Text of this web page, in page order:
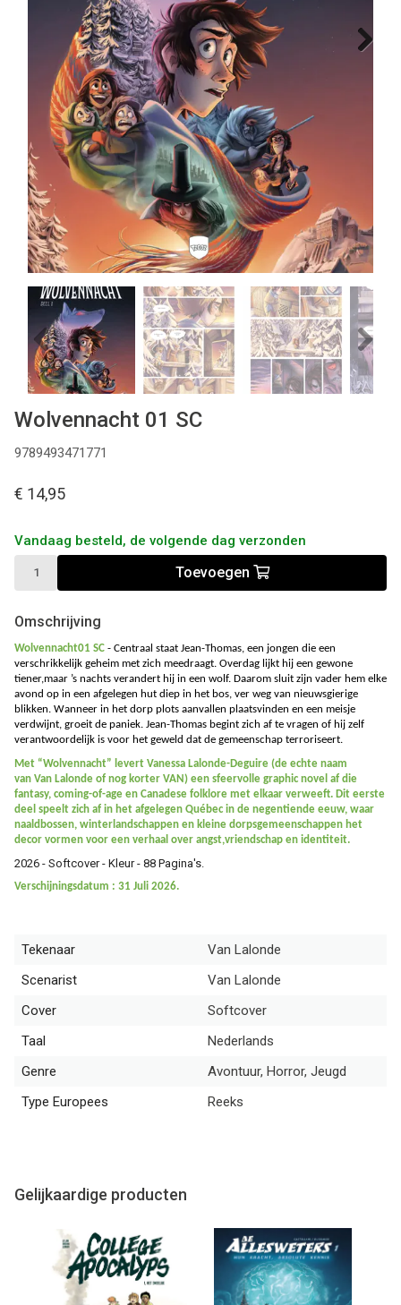
MANGA
COMICS
TOP-10
CADEAUBON
CONTACT
Previous Next
Wolvennacht 01 SC
9789493471771
€ 14,95
Vandaag besteld, de volgende dag verzonden
Toevoegen
Omschrijving
Wolvennacht01 SC - Centraal staat Jean-Thomas, een jongen die een
verschrikkelijk geheim met zich meedraagt. Overdag lijkt hij een gewone
tiener,maar ’s nachts verandert hij in een wolf. Daarom sluit zijn vader hem elke
avond op in een afgelegen hut diep in het bos, ver weg van nieuwsgierige
blikken. Wanneer in het dorp plots aanvallen plaatsvinden en een meisje
verdwijnt, groeit de paniek. Jean-Thomas begint zich af te vragen of hij zelf
verantwoordelijk is voor het geweld dat de gemeenschap terroriseert.
Met “Wolvennacht” levert Vanessa Lalonde-Deguire (de echte naam
van Van Lalonde of nog korter VAN) een sfeervolle graphic novel af die
fantasy, coming-of-age en Canadese folklore met elkaar verweeft. Dit eerste
deel speelt zich af in het afgelegen Québec in de negentiende eeuw, waar
naaldbossen, winterlandschappen en kleine dorpsgemeenschappen het
decor vormen voor een verhaal over angst,vriendschap en identiteit.
2026 - Softcover - Kleur - 88 Pagina's.
Verschijningsdatum : 31 Juli 2026.
Tekenaar
Van Lalonde
Scenarist
Van Lalonde
Cover
Softcover
Taal
Nederlands
Genre
Avontuur, Horror, Jeugd
Type Europees
Reeks
Gelijkaardige producten